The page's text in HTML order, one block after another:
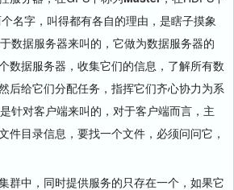
名字，叫得都有各自的理由，是瞎子摸象
数据服务器来叫的，它做为数据服务器的
数据服务器，收集它们的信息，了解所有数
后给它们分配任务，指挥它们齐心协力为系
针对客户端来叫的，对于客户端而言，主
件目录信息，要找一个文件，必须问问它，
中，同时提供服务的只存在一个，如果它